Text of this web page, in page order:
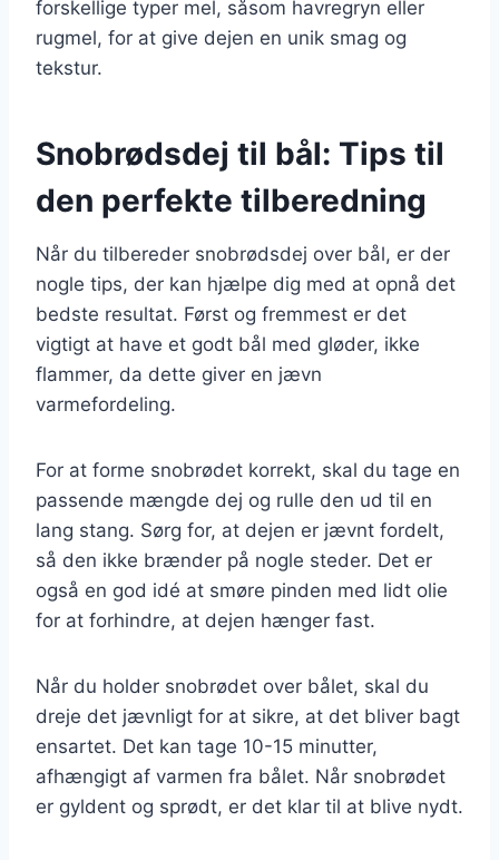
forskellige typer mel, såsom havregryn eller
rugmel, for at give dejen en unik smag og
tekstur.
Snobrødsdej til bål: Tips til
den perfekte tilberedning
Når du tilbereder snobrødsdej over bål, er der
nogle tips, der kan hjælpe dig med at opnå det
bedste resultat. Først og fremmest er det
vigtigt at have et godt bål med gløder, ikke
flammer, da dette giver en jævn
varmefordeling.
For at forme snobrødet korrekt, skal du tage en
passende mængde dej og rulle den ud til en
lang stang. Sørg for, at dejen er jævnt fordelt,
så den ikke brænder på nogle steder. Det er
også en god idé at smøre pinden med lidt olie
for at forhindre, at dejen hænger fast.
Når du holder snobrødet over bålet, skal du
dreje det jævnligt for at sikre, at det bliver bagt
ensartet. Det kan tage 10-15 minutter,
afhængigt af varmen fra bålet. Når snobrødet
er gyldent og sprødt, er det klar til at blive nydt.